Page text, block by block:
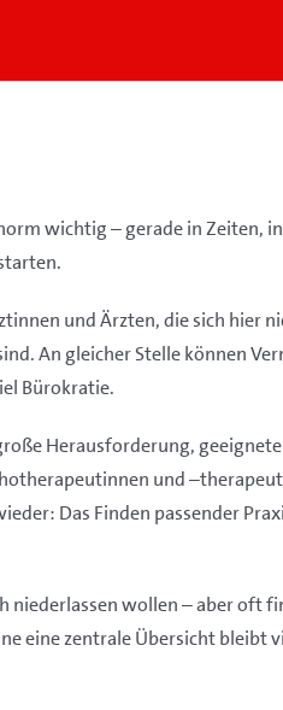
wichtig – gerade in Zeiten,
und Ärzten, die sich hier
An gleicher Stelle können
Bürokratie.
Herausforderung,
und
Das Finden passender
niederlassen wollen – aber
eine zentrale Übersicht bleibt